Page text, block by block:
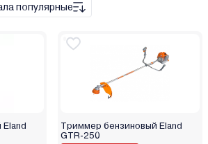
популярные
Триммер бензиновый Eland
GTR-250